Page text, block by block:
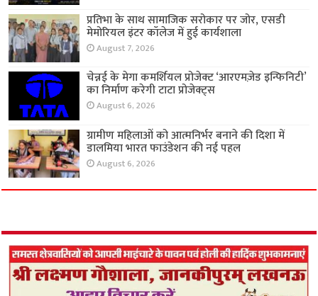
प्रतिभा के साथ सामाजिक सरोकार पर जोर, एसडी
मेमोरियल इंटर कॉलेज में हुई कार्यशाला
August 7, 2026
चेन्नई के मेगा कमर्शियल प्रोजेक्ट ‘आरएमज़ेड इन्फिनिटी’
का निर्माण करेगी टाटा प्रोजेक्ट्स
August 6, 2026
ग्रामीण महिलाओं को आत्मनिर्भर बनाने की दिशा में
डालमिया भारत फाउंडेशन की नई पहल
August 6, 2026